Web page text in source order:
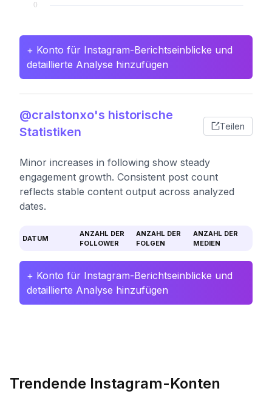
+ Konto für Instagram-Berichtseinblicke und
detaillierte Analyse hinzufügen
@cralstonxo's historische
Statistiken
Teilen
Minor increases in following show steady
engagement growth. Consistent post count
reflects stable content output across analyzed
dates.
DATUM
ANZAHL DER
FOLLOWER
ANZAHL DER
FOLGEN
ANZAHL DER
MEDIEN
+ Konto für Instagram-Berichtseinblicke und
detaillierte Analyse hinzufügen
Trendende Instagram-Konten